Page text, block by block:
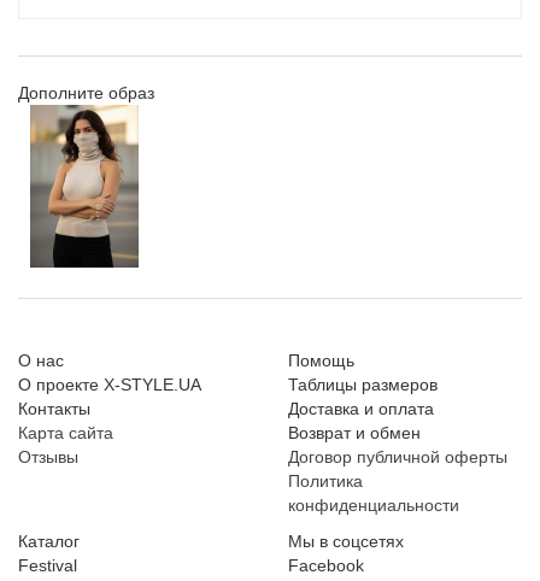
Дополните образ
О нас
О проекте X-STYLE.UA
Контакты
Карта сайта
Отзывы
Помощь
Таблицы размеров
Доставка и оплата
Возврат и обмен
Договор публичной оферты
Политика
конфиденциальности
Каталог
Festival
Мы в соцсетях
Facebook